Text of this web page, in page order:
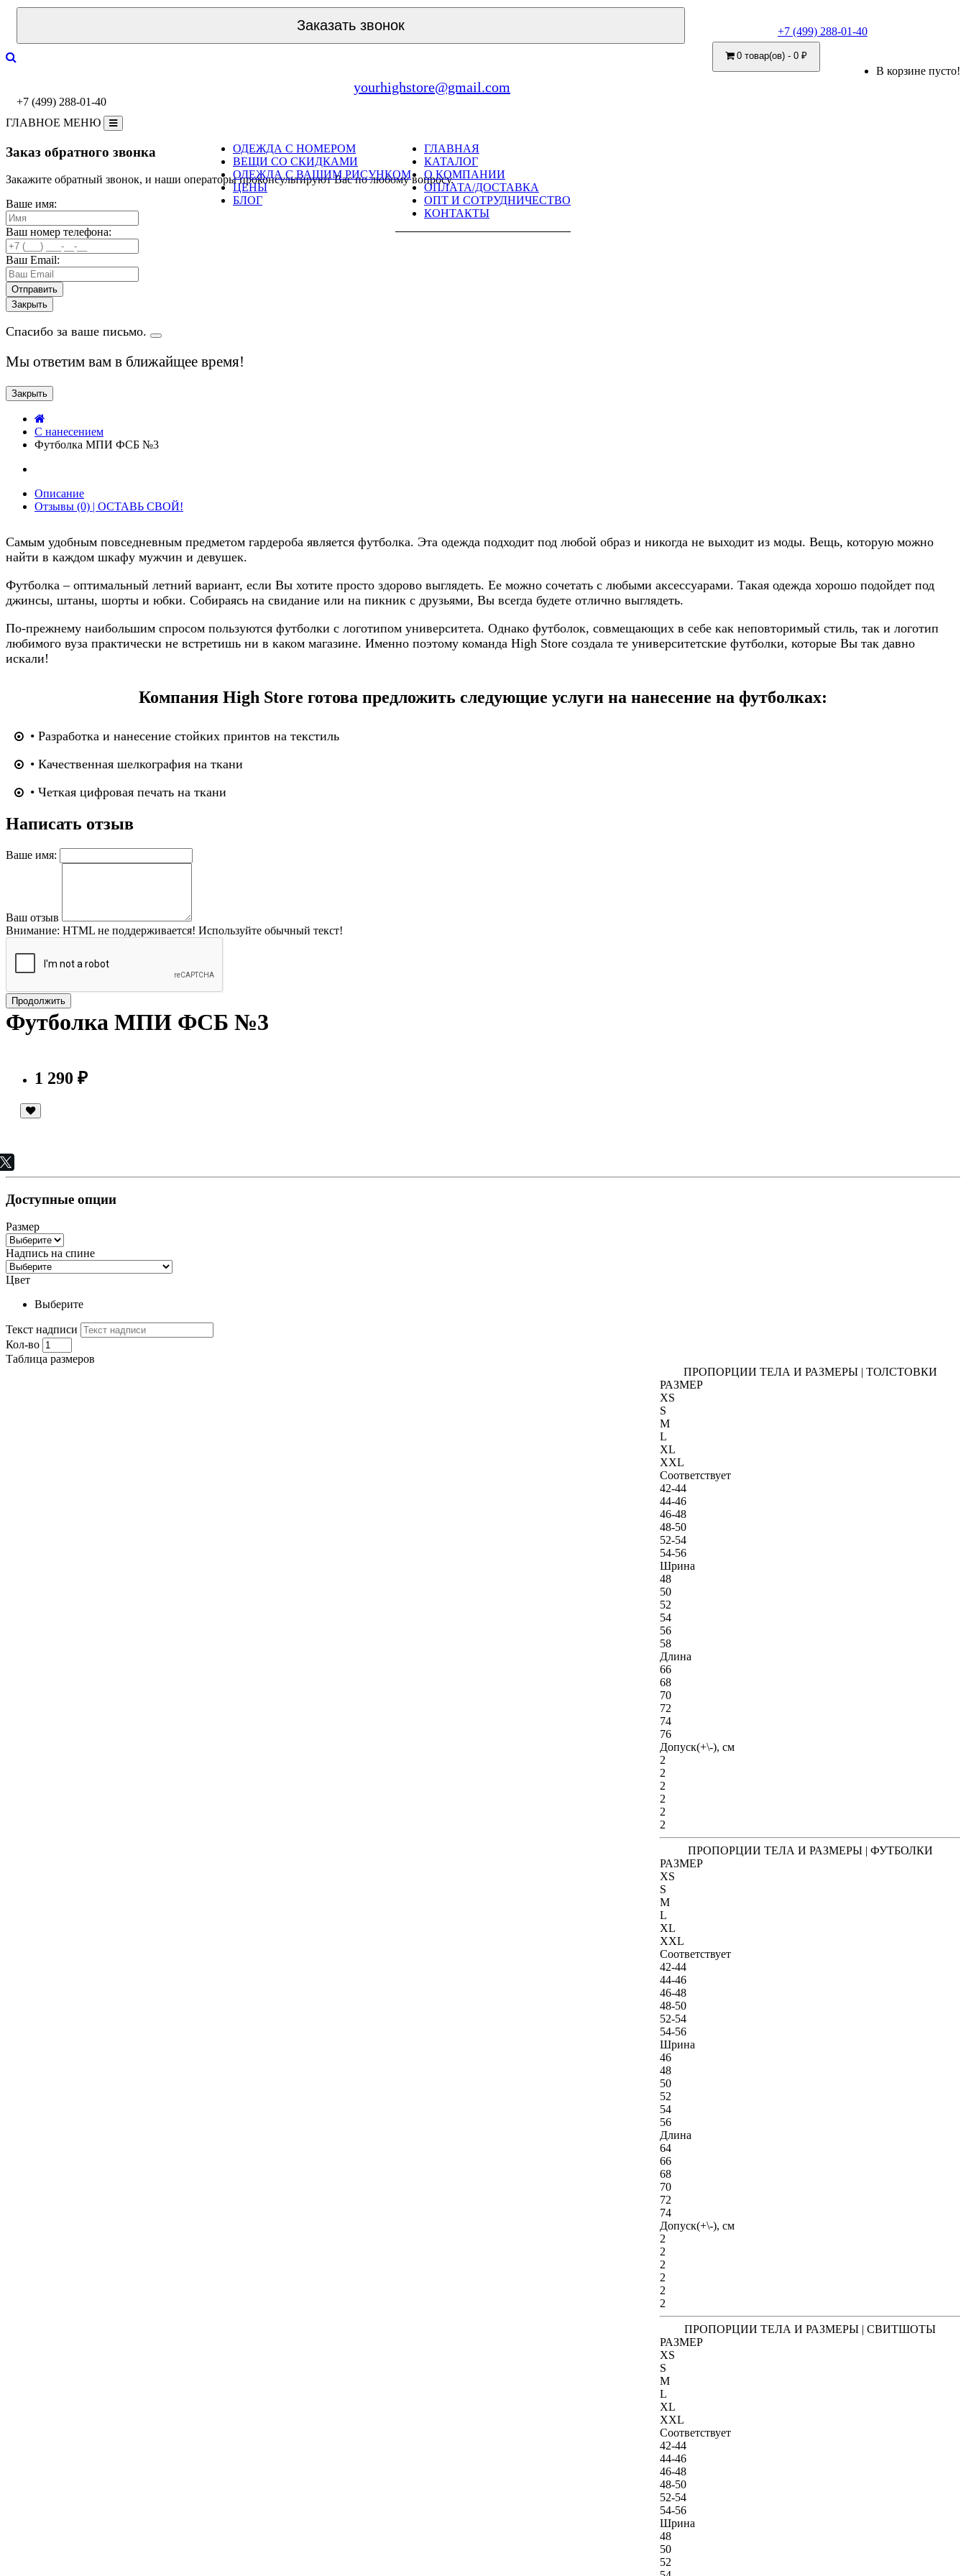
Заказать звонок +7 (499) 288-01-40
0 товар(ов) - 0 ₽
В корзине пусто!
yourhighstore@gmail.com
+7 (499) 288-01-40
ГЛАВНОЕ МЕНЮ
ГЛАВНАЯ
КАТАЛОГ
О КОМПАНИИ
ОПЛАТА/ДОСТАВКА
ОПТ И СОТРУДНИЧЕСТВО
КОНТАКТЫ
ОДЕЖДА С НОМЕРОМ
ВЕЩИ СО СКИДКАМИ
ОДЕЖДА С ВАШИМ РИСУНКОМ
ЦЕНЫ
БЛОГ
Заказ обратного звонка
Закажите обратный звонок, и наши операторы проконсультируют Вас по любому вопросу.
Ваше имя:
Ваш номер телефона:
Ваш Email:
Закрыть
Спасибо за ваше письмо.
Мы ответим вам в ближайщее время!
Закрыть
C нанесением
Футболка МПИ ФСБ №3
Описание
Отзывы (0) | ОСТАВЬ СВОЙ!
Самым удобным повседневным предметом гардероба является футболка. Эта одежда подходит под любой образ и никогда не выходит из моды. Вещь, которую можно
найти в каждом шкафу мужчин и девушек.
Футболка – оптимальный летний вариант, если Вы хотите просто здорово выглядеть. Ее можно сочетать с любыми аксессуарами. Такая одежда хорошо подойдет под
джинсы, штаны, шорты и юбки. Собираясь на свидание или на пикник с друзьями, Вы всегда будете отлично выглядеть.
По-прежнему наибольшим спросом пользуются футболки с логотипом университета. Однако футболок, совмещающих в себе как неповторимый стиль, так и логотип
любимого вуза практически не встретишь ни в каком магазине. Именно поэтому команда High Store создала те университетские футболки, которые Вы так давно
искали!
Компания High Store готова предложить следующие услуги на нанесение на футболках:
• Разработка и нанесение стойких принтов на текстиль
• Качественная шелкография на ткани
• Четкая цифровая печать на ткани
Написать отзыв
Ваше имя:
Ваш отзыв
Внимание: HTML не поддерживается! Используйте обычный текст!
Продолжить
Футболка МПИ ФСБ №3
1 290 ₽
Доступные опции
Размер
Надпись на спине
Цвет
Выберите
Текст надписи
Кол-во
Таблица размеров
ПРОПОРЦИИ ТЕЛА И РАЗМЕРЫ | ТОЛСТОВКИ
РАЗМЕР
XS
S
M
L
XL
XXL
Соответствует
42-44
44-46
46-48
48-50
52-54
54-56
Шрина
48
50
52
54
56
58
Длина
66
68
70
72
74
76
Допуск(+\-), см
2
2
2
2
2
2
ПРОПОРЦИИ ТЕЛА И РАЗМЕРЫ | ФУТБОЛКИ
РАЗМЕР
XS
S
M
L
XL
XXL
Соответствует
42-44
44-46
46-48
48-50
52-54
54-56
Шрина
46
48
50
52
54
56
Длина
64
66
68
70
72
74
Допуск(+\-), см
2
2
2
2
2
2
ПРОПОРЦИИ ТЕЛА И РАЗМЕРЫ | СВИТШОТЫ
РАЗМЕР
XS
S
M
L
XL
XXL
Соответствует
42-44
44-46
46-48
48-50
52-54
54-56
Шрина
48
50
52